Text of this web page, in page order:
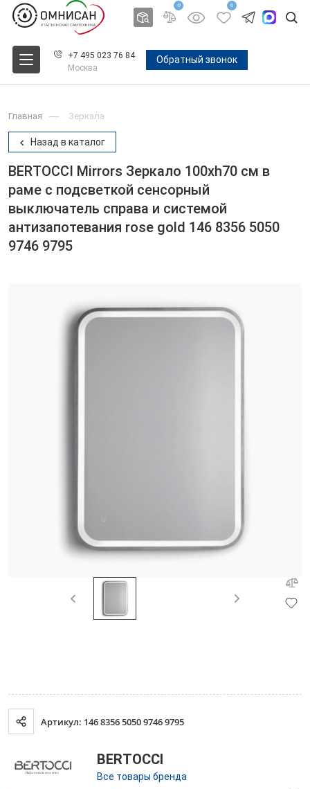
0 0
+7 495 023 76 84
Москва
Обратный звонок
Главная Зеркала
Назад в каталог
BERTOCCI Mirrors Зеркало 100хh70 см в
раме с подсветкой сенсорный
выключатель справа и системой
антизапотевания rose gold 146 8356 5050
9746 9795
Артикул: 146 8356 5050 9746 9795
BERTOCCI
Все товары бренда